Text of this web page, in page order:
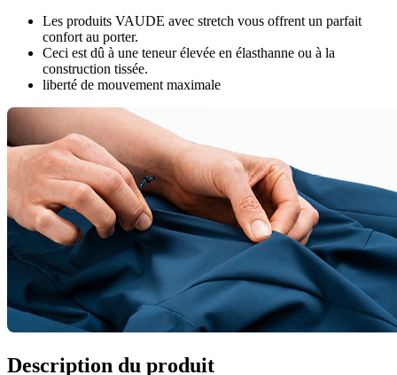
Les produits VAUDE avec stretch vous offrent un parfait
confort au porter.
Ceci est dû à une teneur élevée en élasthanne ou à la
construction tissée.
liberté de mouvement maximale
Description du produit